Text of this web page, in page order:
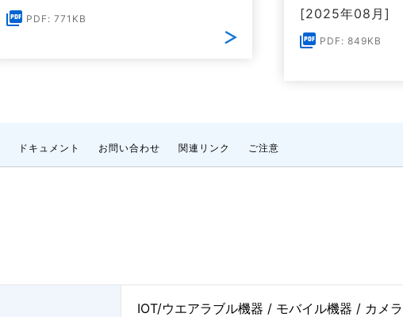
PDF: 771KB
[2025年08月]
PDF: 849KB
ドキュメント お問い合わせ 関連リンク ご注意
IOT/ウエアラブル機器 / モバイル機器 / カメ